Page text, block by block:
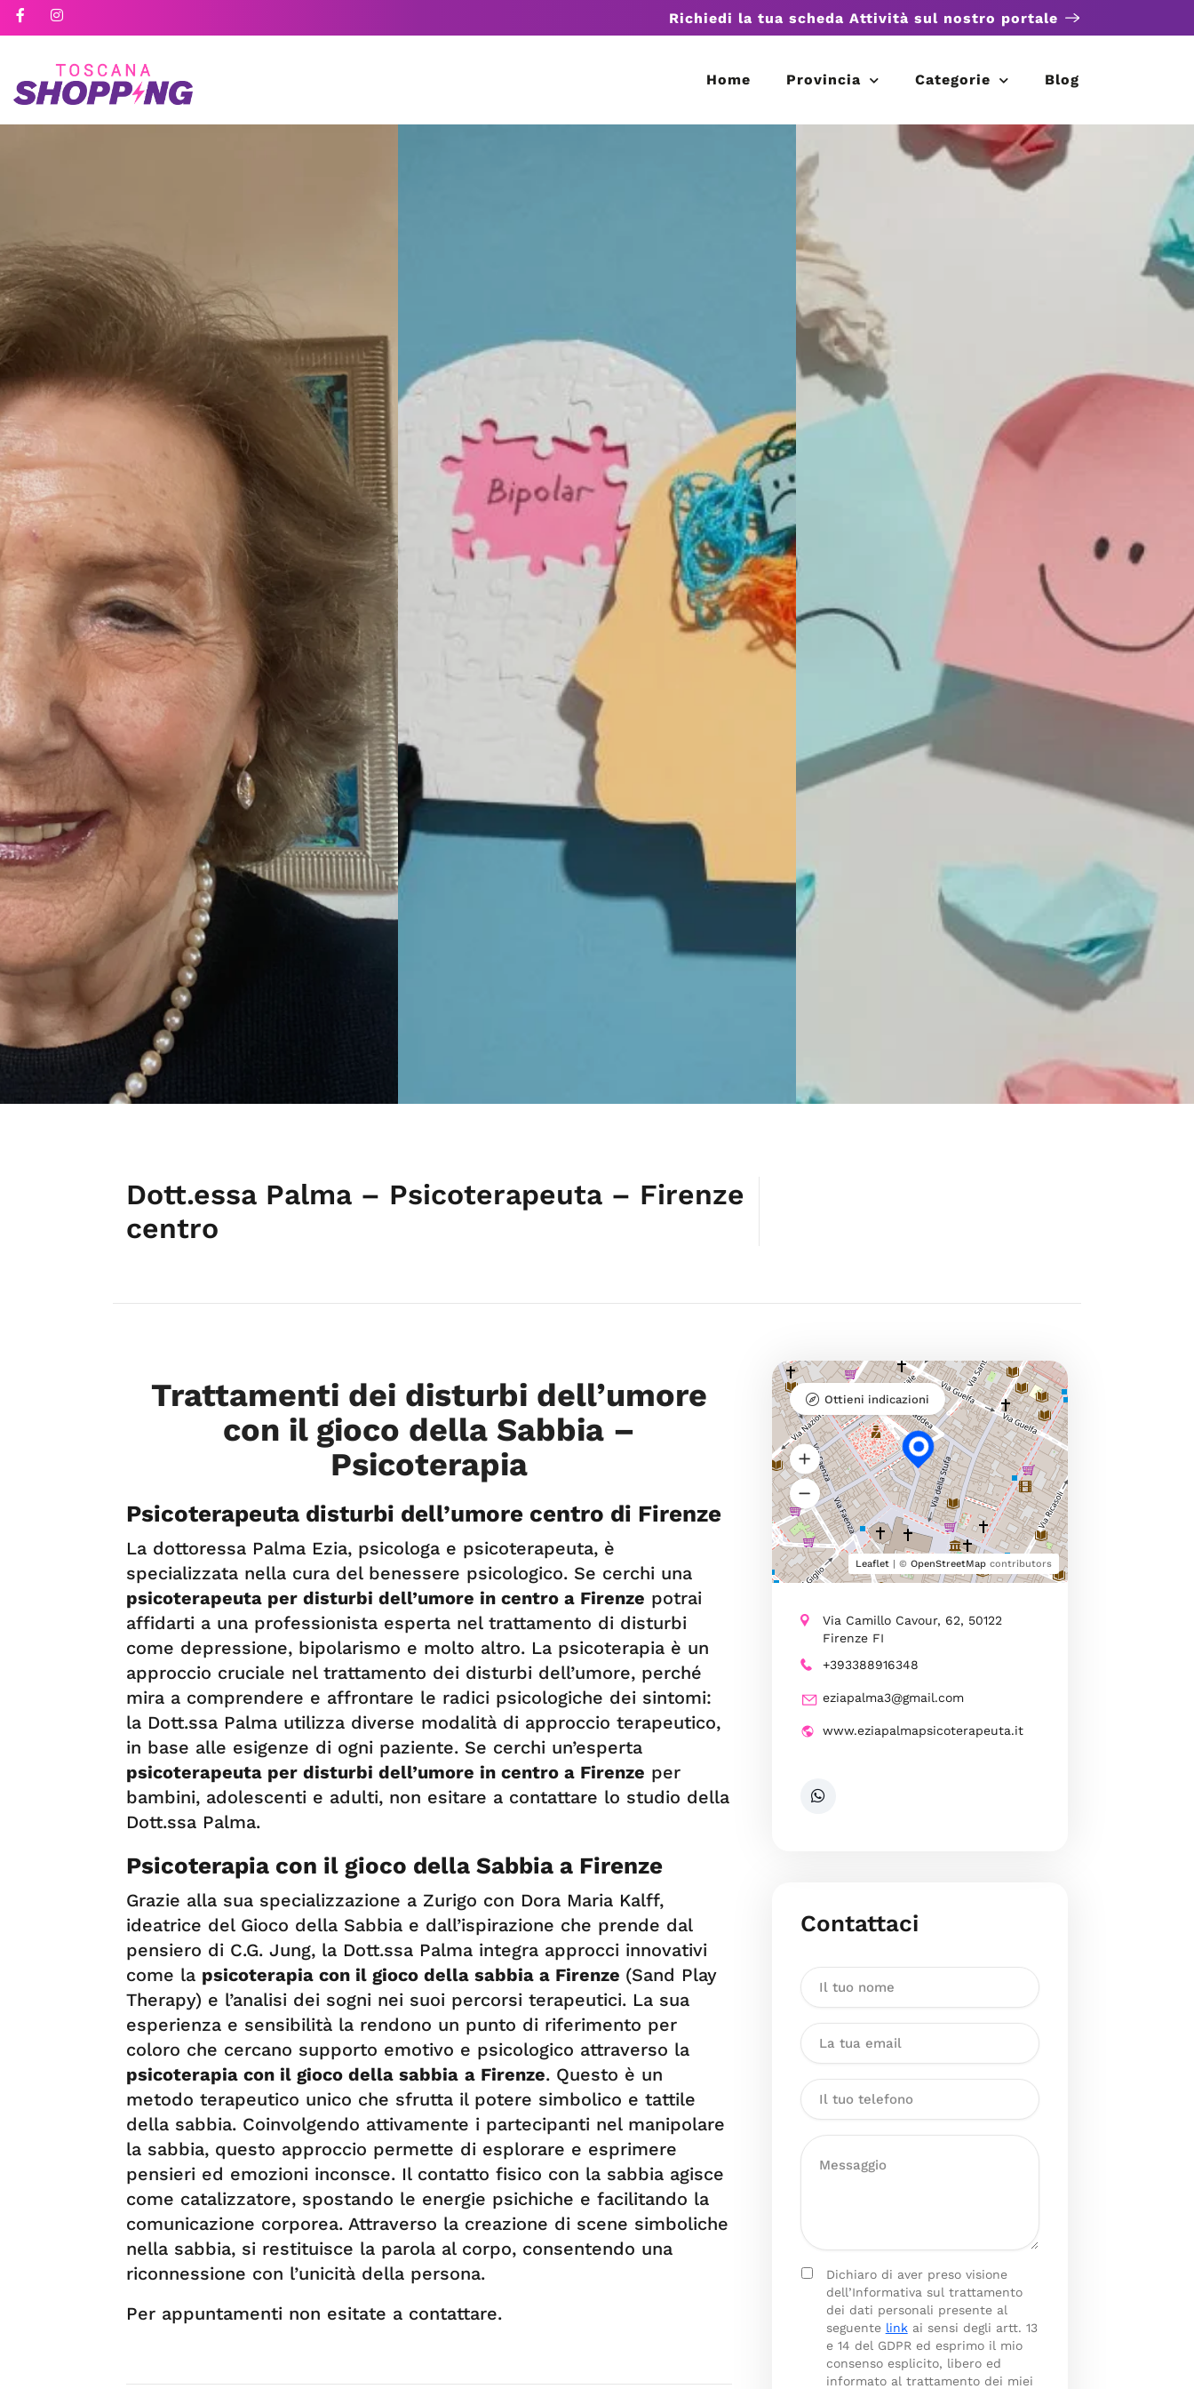
Richiedi la tua scheda Attività sul nostro portale
Home Provincia Categorie Blog
Dott.essa Palma – Psicoterapeuta – Firenze
centro
Trattamenti dei disturbi dell’umore
con il gioco della Sabbia –
Psicoterapia
Psicoterapeuta disturbi dell’umore centro di Firenze
La dottoressa Palma Ezia, psicologa e psicoterapeuta, è
specializzata nella cura del benessere psicologico. Se cerchi una
psicoterapeuta per disturbi dell’umore in centro a Firenze potrai
affidarti a una professionista esperta nel trattamento di disturbi
come depressione, bipolarismo e molto altro. La psicoterapia è un
approccio cruciale nel trattamento dei disturbi dell’umore, perché
mira a comprendere e affrontare le radici psicologiche dei sintomi:
la Dott.ssa Palma utilizza diverse modalità di approccio terapeutico,
in base alle esigenze di ogni paziente. Se cerchi un’esperta
psicoterapeuta per disturbi dell’umore in centro a Firenze per
bambini, adolescenti e adulti, non esitare a contattare lo studio della
Dott.ssa Palma.
Psicoterapia con il gioco della Sabbia a Firenze
Grazie alla sua specializzazione a Zurigo con Dora Maria Kalff,
ideatrice del Gioco della Sabbia e dall’ispirazione che prende dal
pensiero di C.G. Jung, la Dott.ssa Palma integra approcci innovativi
come la psicoterapia con il gioco della sabbia a Firenze (Sand Play
Therapy) e l’analisi dei sogni nei suoi percorsi terapeutici. La sua
esperienza e sensibilità la rendono un punto di riferimento per
coloro che cercano supporto emotivo e psicologico attraverso la
psicoterapia con il gioco della sabbia a Firenze. Questo è un
metodo terapeutico unico che sfrutta il potere simbolico e tattile
della sabbia. Coinvolgendo attivamente i partecipanti nel manipolare
la sabbia, questo approccio permette di esplorare e esprimere
pensieri ed emozioni inconsce. Il contatto fisico con la sabbia agisce
come catalizzatore, spostando le energie psichiche e facilitando la
comunicazione corporea. Attraverso la creazione di scene simboliche
nella sabbia, si restituisce la parola al corpo, consentendo una
riconnessione con l’unicità della persona.
Per appuntamenti non esitate a contattare.
Leaflet| © OpenStreetMapcontributors
Ottieni indicazioni
Via Camillo Cavour, 62, 50122
Firenze FI
+393388916348
eziapalma3@gmail.com
www.eziapalmapsicoterapeuta.it
Contattaci
Dichiaro di aver preso visione
dell’Informativa sul trattamento
dei dati personali presente al
seguente linkai sensi degli artt. 13
e 14 del GDPR ed esprimo il mio
consenso esplicito, libero ed
informato al trattamento dei miei